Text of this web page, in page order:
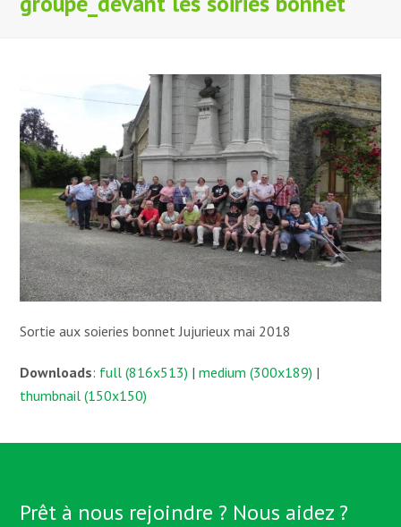
Sortie aux soieries bonnet Jujurieux mai 2018
Downloads: full (816x513) |medium (300x189) |
thumbnail (150x150)
Prêt à nous rejoindre ? Nous aidez ?